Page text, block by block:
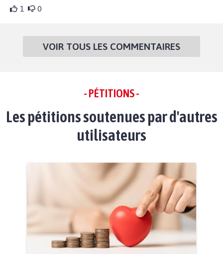
1 0
VOIR TOUS LES COMMENTAIRES
- PÉTITIONS -
Les pétitions soutenues par d'autres
utilisateurs